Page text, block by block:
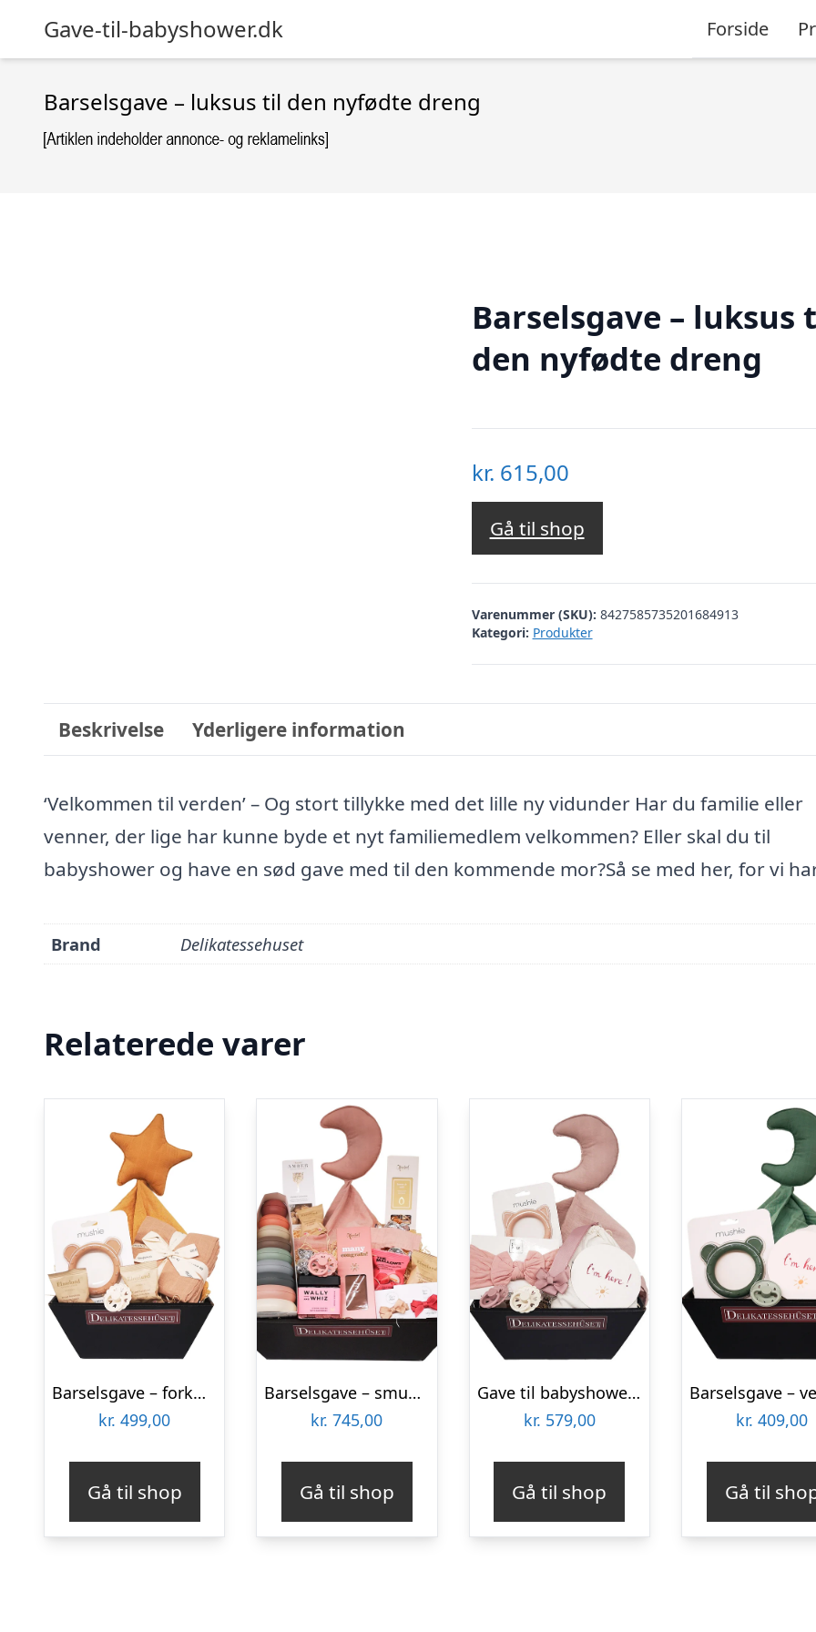
Gave-til-babyshower.dk Forside
Barselsgave – luksus til den nyfødte dreng
Barselsgave – luksus
den nyfødte dreng
kr. 615,00
Gå til shop
Varenummer (SKU): 8427585735201684913
Kategori: Produkter
Beskrivelse Yderligere information
‘Velkommen til verden’ – Og stort tillykke med det lille ny vidunder Har du familie eller
venner, der lige har kunne byde et nyt familiemedlem velkommen? Eller skal du til
babyshower og have en sød gave med til den kommende mor?Så se med her, for vi
Brand Delikatessehuset
Relaterede varer
Barselsgave – forkælelse til den lille dreng eller pige
kr. 499,00
Gå til shop
Barselsgave – smuk gave til den lille baby-pige
kr. 745,00
Gå til shop
Gave til babyshower – ‘pretty things to a pretty girl’
kr. 579,00
Gå til shop
kr. 409,00
Gå til